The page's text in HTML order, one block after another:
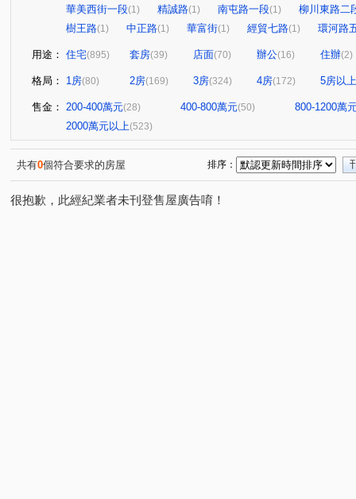
華美西街一段(1) 精誠路(1) 南屯路一段(1)
柳川東路二
樹王路(1) 中正路(1) 華富街(1) 經貿七路(1) 環河路
用途： 住宅(895) 套房(39) 店面(70) 辦公(16) 住辦(2)
格局： 1房(80) 2房(169) 3房(324) 4房(172) 5房以上
售金： 200-400萬元(28) 400-800萬元(50)
800-1200萬
2000萬元以上(523)
共有0個符合要求的房屋 排序：
很抱歉，此經紀業者未刊登售屋廣告唷！